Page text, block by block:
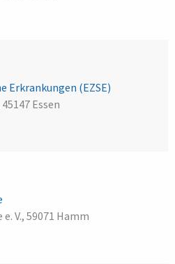
Erkrankungen (EZSE)
Essen
V., 59071 Hamm